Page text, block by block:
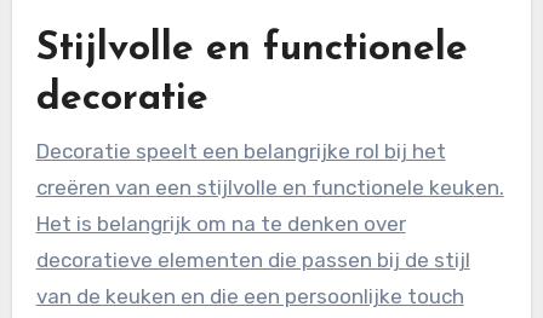
Stijlvolle en functionele
decoratie
Decoratie speelt een belangrijke rol bij het
creëren van een stijlvolle en functionele keuken.
Het is belangrijk om na te denken over
decoratieve elementen die passen bij de stijl
van de keuken en die een persoonlijke touch